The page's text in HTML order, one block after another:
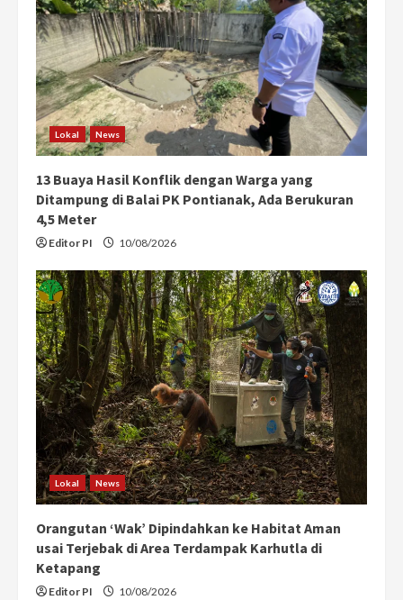
Lokal News
13 Buaya Hasil Konflik dengan Warga yang
Ditampung di Balai PK Pontianak, Ada Berukuran
4,5 Meter
Editor PI 10/08/2026
Lokal News
Orangutan ‘Wak’ Dipindahkan ke Habitat Aman
usai Terjebak di Area Terdampak Karhutla di
Ketapang
Editor PI 10/08/2026